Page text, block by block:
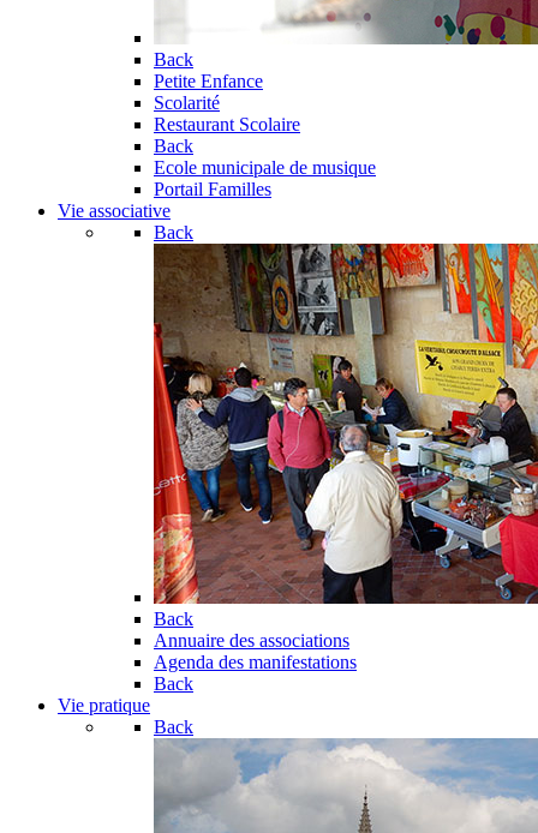
Back
Petite Enfance
Scolarité
Restaurant Scolaire
Back
Ecole municipale de musique
Portail Familles
Vie associative
Back
Back
Annuaire des associations
Agenda des manifestations
Back
Vie pratique
Back